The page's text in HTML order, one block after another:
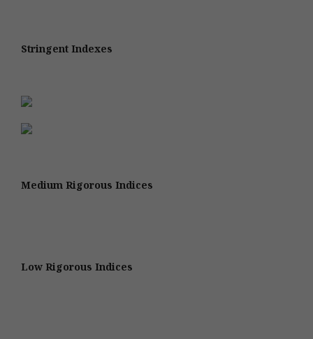
Stringent Indexes
Medium Rigorous Indices
Low Rigorous Indices